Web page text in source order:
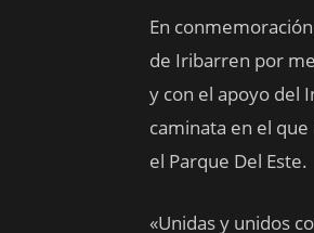
En
de Iribarren por
y con el apoyo del
caminata en el
el Parque Del Este.
«Unidas y unidos